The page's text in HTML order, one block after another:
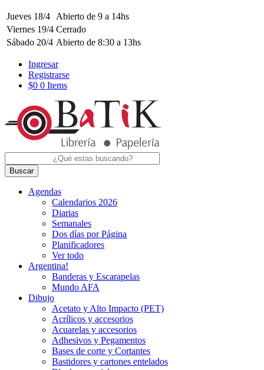
Jueves 18/4 Abierto de 9 a 14hs
Viernes 19/4 Cerrado
Sábado 20/4 Abierto de 8:30 a 13hs
Ingresar
Registrarse
$0 0 Items
Buscar
Agendas
Calendarios 2026
Diarias
Semanales
Dos días por Página
Planificadores
Ver todo
Argentina!
Banderas y Escarapelas
Mundo AFA
Dibujo
Acetato y Alto Impacto (PET)
Acrílicos y accesorios
Acuarelas y accesorios
Adhesivos y Pegamentos
Bases de corte y Cortantes
Bastidores y cartones entelados